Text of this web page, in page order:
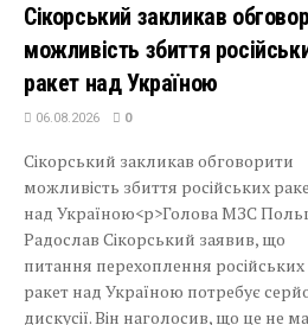
Сікорський закликав
можливість збиття
ракет над Україною
06.08.2026 0
Сікорський закликав обговорити
можливість збиття російських
над Україною<p>Голова МЗС
Радослав Сікорський заявив, що
питання перехоплення російських
ракет над Україною потребує
дискусії. Він наголосив, що це не